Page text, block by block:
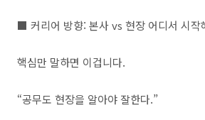
■ 커리어 방향: 본사 vs 현장 어디서 시작
핵심만 말하면 이겁니다.
“공무도 현장을 알아야 잘한다.”